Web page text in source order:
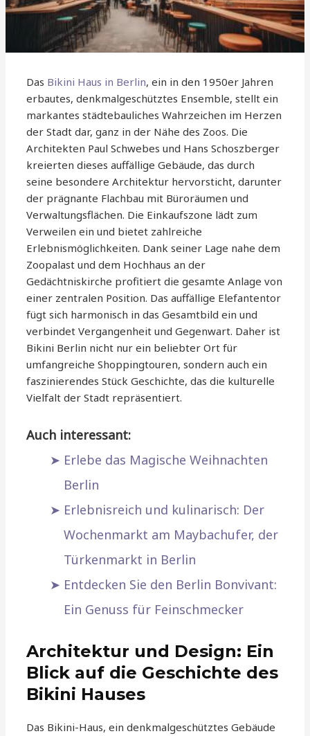
Das Bikini Haus in Berlin, ein in den 1950er Jahren
erbautes, denkmalgeschütztes Ensemble, stellt ein
markantes städtebauliches Wahrzeichen im Herzen
der Stadt dar, ganz in der Nähe des Zoos. Die
Architekten Paul Schwebes und Hans Schoszberger
kreierten dieses auffällige Gebäude, das durch
seine besondere Architektur hervorsticht, darunter
der prägnante Flachbau mit Büroräumen und
Verwaltungsflächen. Die Einkaufszone lädt zum
Verweilen ein und bietet zahlreiche
Erlebnismöglichkeiten. Dank seiner Lage nahe dem
Zoopalast und dem Hochhaus an der
Gedächtniskirche profitiert die gesamte Anlage von
einer zentralen Position. Das auffällige Elefantentor
fügt sich harmonisch in das Gesamtbild ein und
verbindet Vergangenheit und Gegenwart. Daher ist
Bikini Berlin nicht nur ein beliebter Ort für
umfangreiche Shoppingtouren, sondern auch ein
faszinierendes Stück Geschichte, das die kulturelle
Vielfalt der Stadt repräsentiert.
Auch interessant:
Erlebe das Magische Weihnachten
Berlin
Erlebnisreich und kulinarisch: Der
Wochenmarkt am Maybachufer, der
Türkenmarkt in Berlin
Entdecken Sie den Berlin Bonvivant:
Ein Genuss für Feinschmecker
Architektur und Design: Ein
Blick auf die Geschichte des
Bikini Hauses
Das Bikini-Haus, ein denkmalgeschütztes Gebäude